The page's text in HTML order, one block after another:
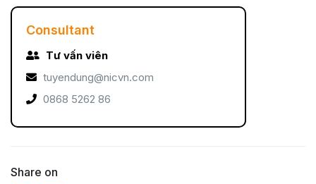
Consultant
Tư vấn viên
tuyendung@nicvn.com
0868 5262 86
Share on